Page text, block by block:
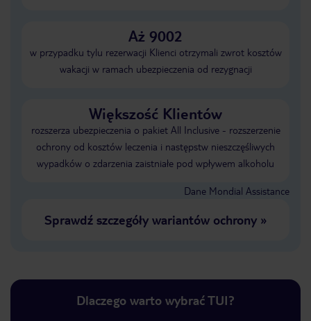
Aż 9002
w przypadku tylu rezerwacji Klienci otrzymali zwrot kosztów
wakacji w ramach ubezpieczenia od rezygnacji
Większość Klientów
rozszerza ubezpieczenia o pakiet All Inclusive - rozszerzenie
ochrony od kosztów leczenia i następstw nieszczęśliwych
wypadków o zdarzenia zaistniałe pod wpływem alkoholu
Dane Mondial Assistance
Sprawdź szczegóły wariantów ochrony»
Dlaczego warto wybrać TUI?